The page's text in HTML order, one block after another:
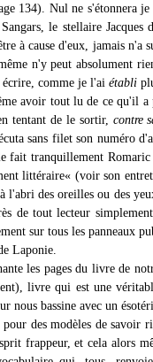
134). Nul ne s'étonnera
le stellaire Jacques
à cause d'eux, jamais n'a
n'y peut absolument
écrire, comme je l'ai établi
avoir tout lu de ce qu'il
tentant de le sortir, contre
sans filet son numéro
fait tranquillement Romaric
littéraire« (voir son
l'abri des oreilles ou des
de tout lecteur
sur tous les panneaux
Laponie.
les pages du livre de
livre qui est une
nous bassine avec un
pour des modèles de savoir
frappeur, et cela alors